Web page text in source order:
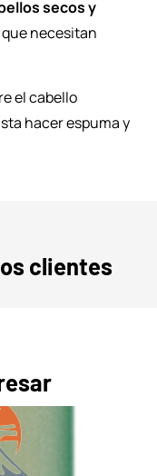
secos y
necesitan
el cabello
hacer espuma y
clientes